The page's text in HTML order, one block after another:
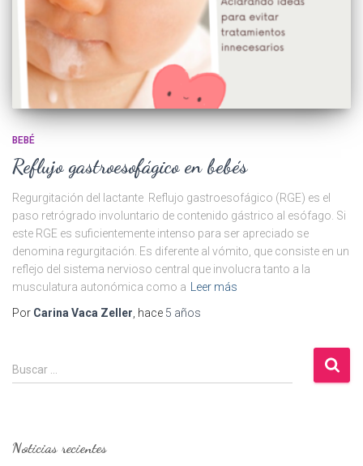
BEBÉ
Reflujo gastroesofágico en bebés
Regurgitación del lactante Reflujo gastroesofágico (RGE) es el
paso retrógrado involuntario de contenido gástrico al esófago. Si
este RGE es suficientemente intenso para ser apreciado se
denomina regurgitación. Es diferente al vómito, que consiste en un
reflejo del sistema nervioso central que involucra tanto a la
musculatura autonómica como a
Leer más
Por Carina Vaca Zeller , hace 5 años
B
u
r
Buscar …
Noticias recientes